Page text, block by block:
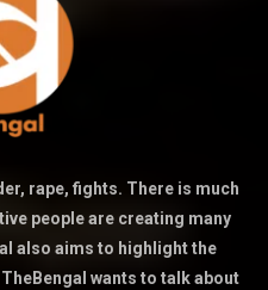
rape, fights. There is much
people are creating many
also aims to highlight the
wants to talk about